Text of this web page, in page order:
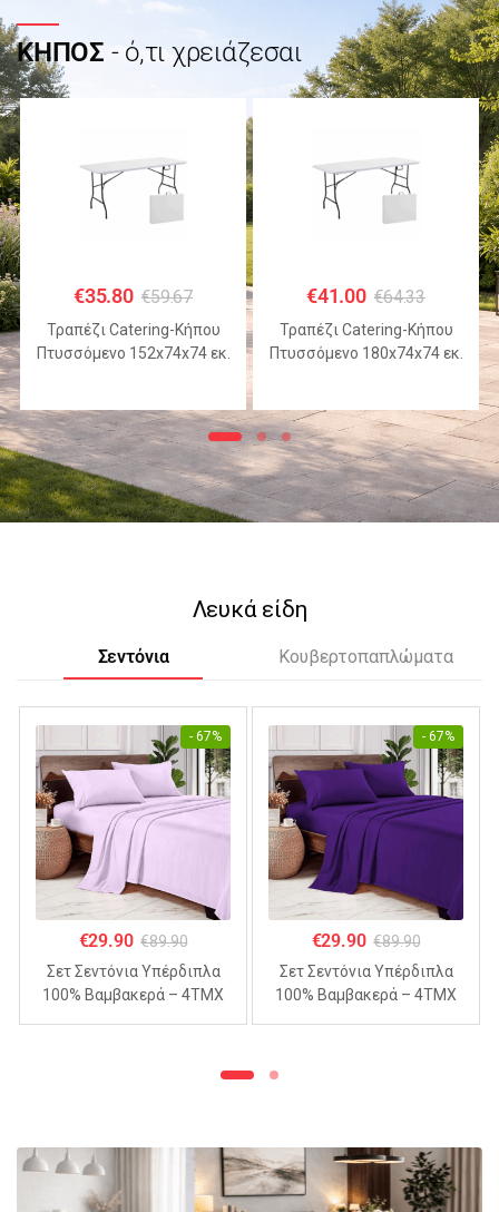
ΚΗΠΟΣ - ό,τι χρειάζεσαι
€35.80 €59.67
Τραπέζι Catering-Κήπου
Πτυσσόμενο 152x74x74 εκ.
€41.00 €64.33
Τραπέζι Catering-Κήπου
Πτυσσόμενο 180x74x74 εκ.
Λευκά είδη
Σεντόνια Κουβερτοπαπλώματα
- 67%
€29.90 €89.90
Σετ Σεντόνια Υπέρδιπλα
100% Βαμβακερά – 4ΤΜΧ
- 67%
€29.90 €89.90
Σετ Σεντόνια Υπέρδιπλα
100% Βαμβακερά – 4ΤΜΧ